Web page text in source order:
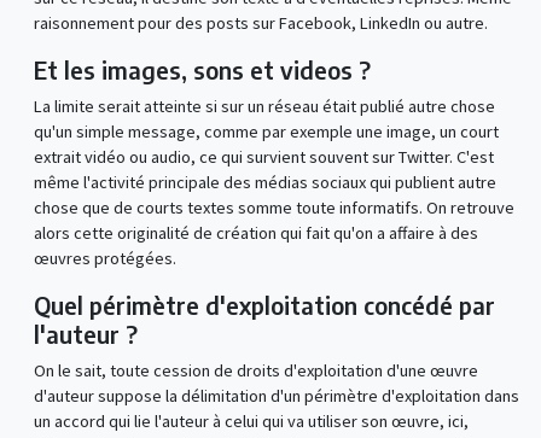
raisonnement pour des posts sur Facebook, LinkedIn ou autre.
Et les images, sons et videos ?
La limite serait atteinte si sur un réseau était publié autre chose
qu'un simple message, comme par exemple une image, un court
extrait vidéo ou audio, ce qui survient souvent sur Twitter. C'est
même l'activité principale des médias sociaux qui publient autre
chose que de courts textes somme toute informatifs. On retrouve
alors cette originalité de création qui fait qu'on a affaire à des
œuvres protégées.
Quel périmètre d'exploitation concédé par
l'auteur ?
On le sait, toute cession de droits d'exploitation d'une œuvre
d'auteur suppose la délimitation d'un périmètre d'exploitation dans
un accord qui lie l'auteur à celui qui va utiliser son œuvre, ici,